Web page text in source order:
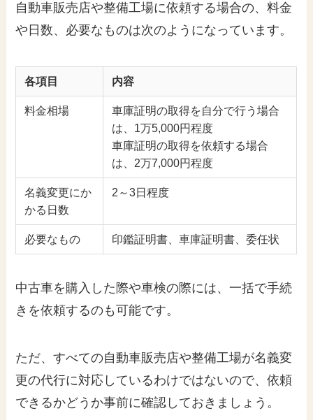
自動車販売店や整備工場に依頼する場合の、料金
や日数、必要なものは次のようになっています。
各項目 内容
料金相場
車庫証明の取得を自分で行う場合
は、1万5,000円程度
車庫証明の取得を依頼する場合
は、2万7,000円程度
名義変更にか
かる日数
2～3日程度
必要なもの 印鑑証明書、車庫証明書、委任状
中古車を購入した際や車検の際には、一括で手続
きを依頼するのも可能です。
ただ、すべての自動車販売店や整備工場が名義変
更の代行に対応しているわけではないので、依頼
できるかどうか事前に確認しておきましょう。